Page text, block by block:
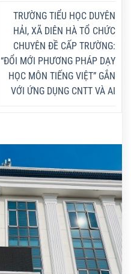
TRƯỜNG TIỂU HỌC DUYÊN
HẢI, XÃ DIÊN HÀ TỔ CHỨC
CHUYÊN ĐỀ CẤP TRƯỜNG:
“ĐỔI MỚI PHƯƠNG PHÁP DẠY
HỌC MÔN TIẾNG VIỆT” GẮN
VỚI ỨNG DỤNG CNTT VÀ AI